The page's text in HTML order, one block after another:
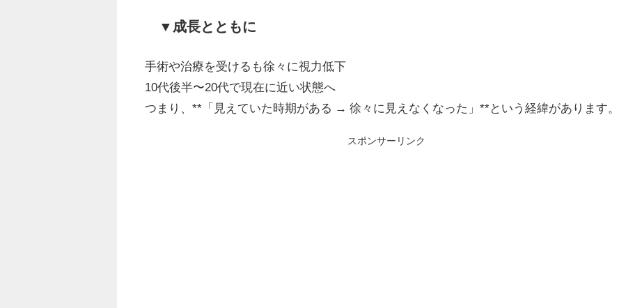
▼成長とともに
手術や治療を受けるも徐々に視力低下
10代後半〜20代で現在に近い状態へ
つまり、**「見えていた時期がある → 徐々に見えなくなった」**という経緯があります。
スポンサーリンク